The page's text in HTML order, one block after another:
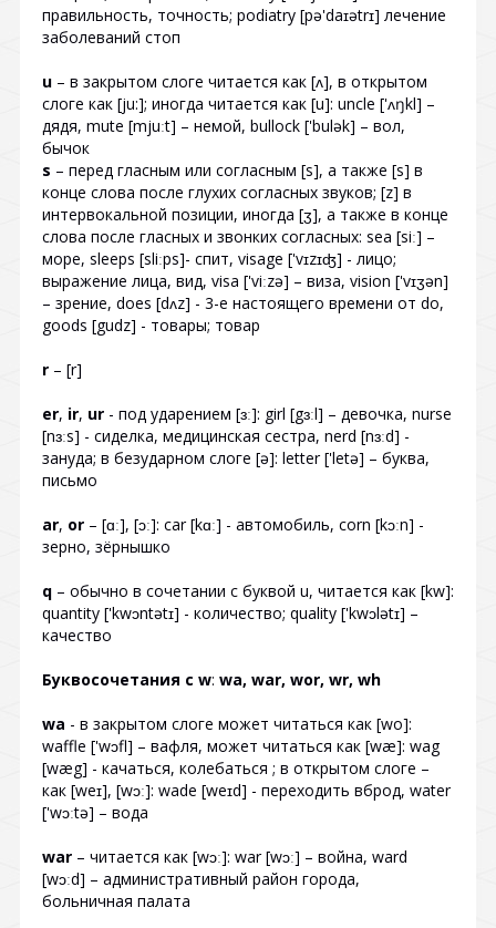
правильность, точность; podiatry [pə'daɪətrɪ] лечение
заболеваний стоп
u – в закрытом слоге читается как [ʌ], в открытом
слоге как [ju:]; иногда читается как [u]: uncle ['ʌŋkl] –
дядя, mute [mjuːt] – немой, bullock ['bulək] – вол,
бычок
s – перед гласным или согласным [s], а также [s] в
конце слова после глухих согласных звуков; [z] в
интервокальной позиции, иногда [ʒ], а также в конце
слова после гласных и звонких согласных: sea [siː] –
море, sleeps [sliːps]- спит, visage ['vɪzɪʤ] - лицо;
выражение лица, вид, visa ['viːzə] – виза, vision ['vɪʒən]
– зрение, does [dʌz] - 3-е настоящего времени от do,
goods [gudz] - товары; товар
r – [r]
er, ir, ur - под ударением [ɜː]: girl [gɜːl] – девочка, nurse
[nɜːs] - сиделка, медицинская сестра, nerd [nɜːd] -
зануда; в безударном слоге [ə]: letter ['letə] – буква,
письмо
ar, or – [ɑː], [ɔː]: car [kɑː] - автомобиль, corn [kɔːn] -
зерно, зёрнышко
q – обычно в сочетании с буквой u, читается как [kw]:
quantity ['kwɔntətɪ] - количество; quality ['kwɔlətɪ] –
качество
Буквосочетания с w: wa, war, wor, wr, wh
wa - в закрытом слоге может читаться как [wo]:
waffle ['wɔfl] – вафля, может читаться как [wæ]: wag
[wæg] - качаться, колебаться ; в открытом слоге –
как [weɪ], [wɔː]: wade [weɪd] - переходить вброд, water
['wɔːtə] – вода
war – читается как [wɔː]: war [wɔː] – война, ward
[wɔːd] – административный район города,
больничная палата